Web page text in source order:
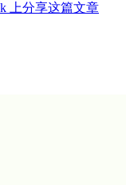
上分享这篇文章